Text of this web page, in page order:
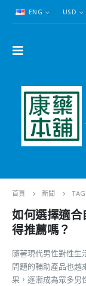
ENG USD
首頁 新聞
如何選擇適
得推薦嗎？
隨著現代男性對性生
問題的輔助產品也越
果，逐漸成為眾多男